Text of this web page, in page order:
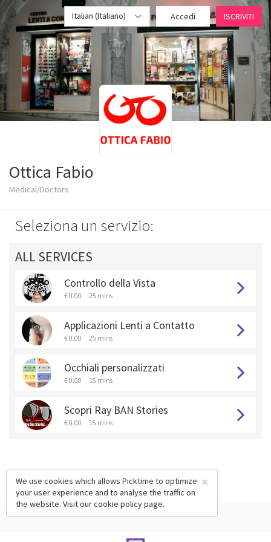
Italian (Italiano) Accedi ISCRIVITI
Ottica Fabio
Medical/Doctors
Seleziona un servizio:
ALL SERVICES
Controllo della Vista
€ 0.00 25 mins
Applicazioni Lenti a Contatto
€ 0.00 25 mins
Occhiali personalizzati
€ 0.00 15 mins
Scopri Ray BAN Stories
€ 0.00 15 mins
×
We use cookies which allows Picktime to optimize
your user experience and to analyse the traffic on
the website. Visit ourcookie policypage.